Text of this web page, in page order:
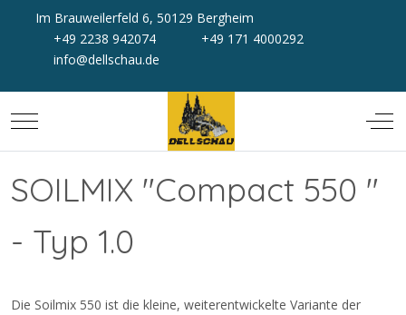
Im Brauweilerfeld 6, 50129 Bergheim
+49 2238 942074
+49 171 4000292
info@dellschau.de
Mobile Menu Toggle Off-
SOILMIX "Compact 550 "
- Typ 1.0
Die Soilmix 550 ist die kleine, weiterentwickelte Variante der